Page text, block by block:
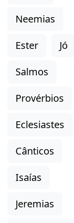
Neemias
Ester
Jó
Salmos
Provérbios
Eclesiastes
Cânticos
Isaías
Jeremias